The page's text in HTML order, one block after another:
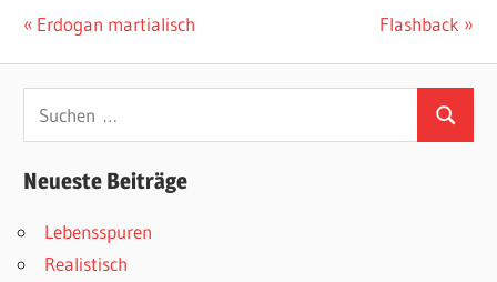
Beitragsnavigation
Vorheriger
Erdogan martialisch
Nächster
Flashback
Suchen
nach:
Suchen
Neueste Beiträge
Lebensspuren
Realistisch